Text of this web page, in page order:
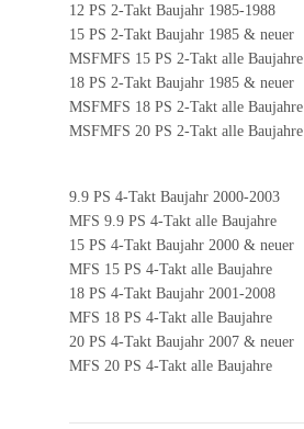
12 PS 2-Takt Baujahr 1985-1988
15 PS 2-Takt Baujahr 1985 & neuer
MSFMFS 15 PS 2-Takt alle Baujahre
18 PS 2-Takt Baujahr 1985 & neuer
MSFMFS 18 PS 2-Takt alle Baujahre
MSFMFS 20 PS 2-Takt alle Baujahre
9.9 PS 4-Takt Baujahr 2000-2003
MFS 9.9 PS 4-Takt alle Baujahre
15 PS 4-Takt Baujahr 2000 & neuer
MFS 15 PS 4-Takt alle Baujahre
18 PS 4-Takt Baujahr 2001-2008
MFS 18 PS 4-Takt alle Baujahre
20 PS 4-Takt Baujahr 2007 & neuer
MFS 20 PS 4-Takt alle Baujahre